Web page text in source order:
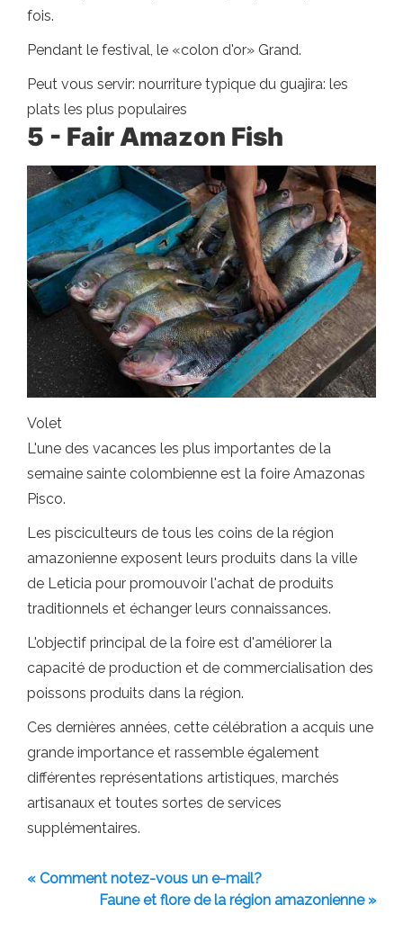
fois.
Pendant le festival, le «colon d'or» Grand.
Peut vous servir: nourriture typique du guajira: les
plats les plus populaires
5 - Fair Amazon Fish
Volet
L'une des vacances les plus importantes de la
semaine sainte colombienne est la foire Amazonas
Pisco.
Les pisciculteurs de tous les coins de la région
amazonienne exposent leurs produits dans la ville
de Leticia pour promouvoir l'achat de produits
traditionnels et échanger leurs connaissances.
L'objectif principal de la foire est d'améliorer la
capacité de production et de commercialisation des
poissons produits dans la région.
Ces dernières années, cette célébration a acquis une
grande importance et rassemble également
différentes représentations artistiques, marchés
artisanaux et toutes sortes de services
supplémentaires.
« Comment notez-vous un e-mail?
Faune et flore de la région amazonienne »